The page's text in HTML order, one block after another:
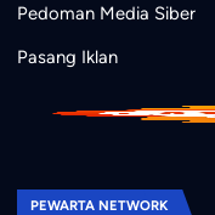
Pedoman Media Siber
Pasang Iklan
PEWARTA NETWORK